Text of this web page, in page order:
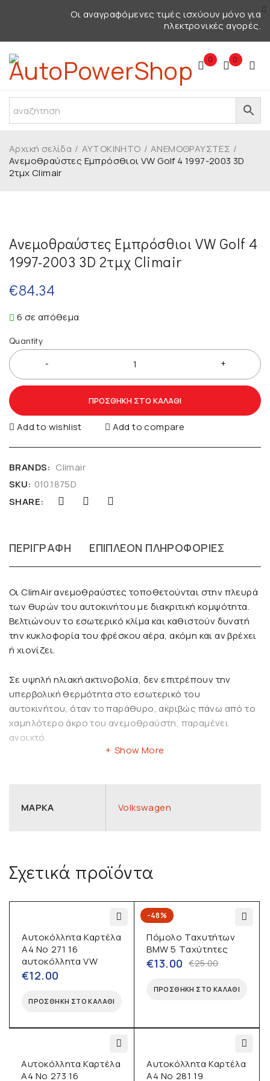
Οι αναγραφόμενες τιμές ισχύουν μόνο για
ηλεκτρονικές αγορές.
0 0
Αρχική σελίδα / ΑΥΤΟΚΙΝΗΤΟ / ΑΝΕΜΟΘΡΑΥΣΤΕΣ /
Ανεμοθραύστες Εμπρόσθιοι VW Golf 4 1997-2003 3D
2τμχ Climair
Ανεμοθραύστες Εμπρόσθιοι VW Golf 4
1997-2003 3D 2τμχ Climair
€84.34
6 σε απόθεμα
Quantity
ΠΡΟΣΘΉΚΗ ΣΤΟ ΚΑΛΆΘΙ
Add to wishlist Add to compare
BRANDS: Climair
SKU: 010.1875D
SHARE:
ΠΕΡΙΓΡΑΦΉ ΕΠΙΠΛΈΟΝ ΠΛΗΡΟΦΟΡΊΕΣ
Οι ClimAir ανεμοθραύστες τοποθετούνται στην πλευρά
των θυρών του αυτοκινήτου με διακριτική κομψότητα.
Βελτιώνουν το εσωτερικό κλίμα και καθιστούν δυνατή
την κυκλοφορία του φρέσκου αέρα, ακόμη και αν βρέχει
ή χιονίζει.
Σε υψηλή ηλιακή ακτινοβολία, δεν επιτρέπουν την
υπερβολική θερμότητα στο εσωτερικό του
αυτοκινήτου, όταν το παράθυρο, ακριβώς πάνω από το
χαμηλότερο άκρο του ανεμοθραύστη, παραμένει
ανοιχτό.
αέρα στο εσωτερικό του αυτοκινήτου και επιτρέπουν τη
Show More
ΜΆΡΚΑ Volkswagen
Σχετικά προϊόντα
Αυτοκόλλητα Καρτέλα
Α4 No 271 16
αυτοκόλλητα VW
€12.00
ΠΡΟΣΘΉΚΗ ΣΤΟ ΚΑΛΆΘΙ
-48%
Πόμολο Ταχυτήτων
BMW 5 Tαχύτητες
€25.00
€13.00
ΠΡΟΣΘΉΚΗ ΣΤΟ ΚΑΛΆΘΙ
Αυτοκόλλητα Καρτέλα
Α4 No 273 16
Αυτοκόλλητα Καρτέλα
Α4 No 281 19